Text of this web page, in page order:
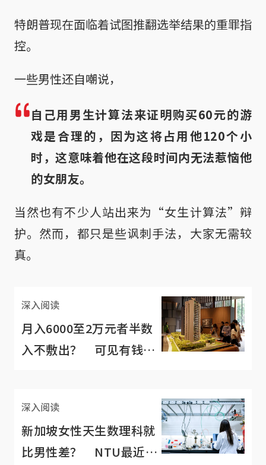
特朗普现在面临着试图推翻选举结果的重罪指
控。
一些男性还自嘲说，
自己用男生计算法来证明购买60元的游
戏是合理的，因为这将占用他120个小
时，这意味着他在这段时间内无法惹恼他
的女朋友。
当然也有不少人站出来为“女生计算法”辩
护。然而，都只是些讽刺手法，大家无需较
真。
深入阅读
月入6000至2万元者半数
入不敷出？ 可见有钱未
深入阅读
新加坡女性天生数理科就
比男性差？ NTU最近帮